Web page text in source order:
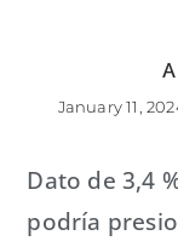
January 11,
Dato de 3,4
podría